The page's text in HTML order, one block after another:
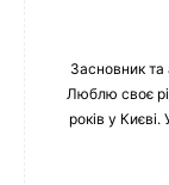
Засновник та
Люблю своє
років у